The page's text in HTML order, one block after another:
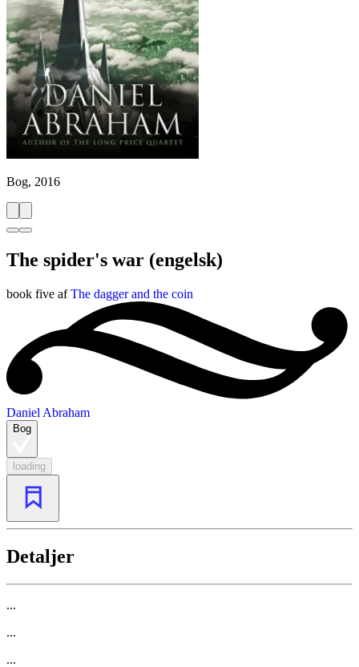
Bog, 2016
The spider's war (engelsk)
book five afThe dagger and the coin
Daniel Abraham
Bog
loading
Detaljer
...
...
...